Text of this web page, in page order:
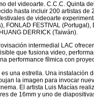
del videoarte. C.C.C. Quinta
hasta incluir 200 artistas de
de videoarte
FONLAD FESTIVAL
DERRICK (Taiwán).
intermedial LAC
que fusiona video,
performance fílmica con
una estrella. Una instalación
la imagen para invocar
El artista Luis Macías
de 16mm y uno de